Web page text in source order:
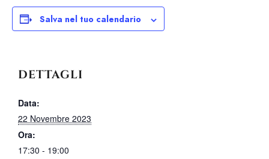
Salva nel tuo calendario
DETTAGLI
Data:
22 Novembre 2023
Ora:
17:30 - 19:00